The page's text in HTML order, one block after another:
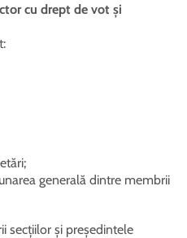
cu drept de vot și
generală dintre membrii
secțiilor și președintele